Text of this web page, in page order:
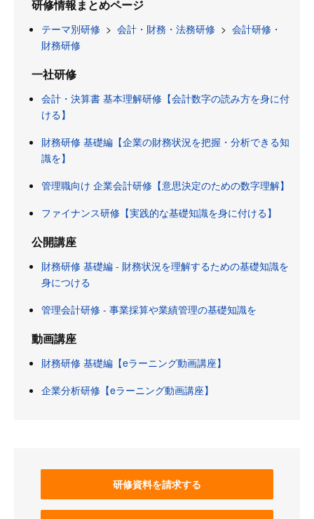
研修情報まとめページ
テーマ別研修 > 会計・財務・法務研修 > 会計研修・
財務研修
一社研修
会計・決算書 基本理解研修【会計数字の読み方を身に付
ける】
財務研修 基礎編【企業の財務状況を把握・分析できる知
識を】
管理職向け 企業会計研修【意思決定のための数字理解】
ファイナンス研修【実践的な基礎知識を身に付ける】
公開講座
財務研修 基礎編 - 財務状況を理解するための基礎知識を
身につける
管理会計研修 - 事業採算や業績管理の基礎知識を
動画講座
財務研修 基礎編【eラーニング動画講座】
企業分析研修【eラーニング動画講座】
研修資料を請求する